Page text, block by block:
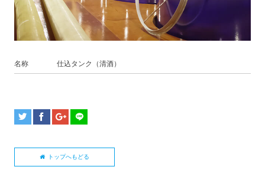
名称 仕込タンク（清酒）
トップへもどる